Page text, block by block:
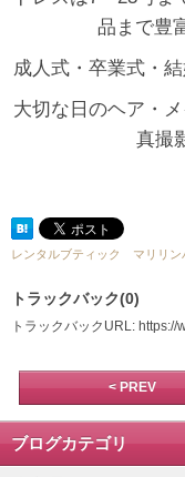
品まで豊
成人式・卒業式・
大切な日のヘア・
真撮
レンタルブティック マリリン
トラックバック(0)
トラックバックURL:
< PREV
ブログカテゴリ